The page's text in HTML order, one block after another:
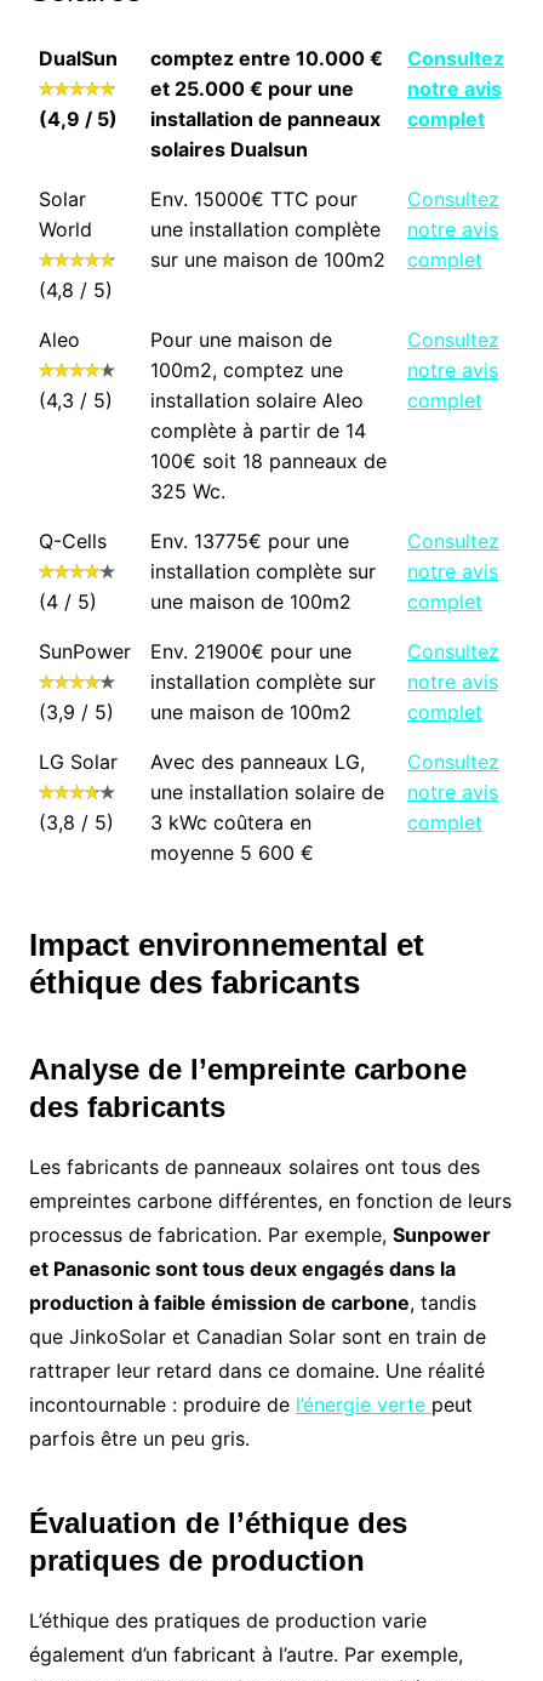
DualSun
(4,9 / 5)
comptez entre 10.000 €
et 25.000 € pour une
installation de panneaux
solaires Dualsun
Consultez
notre avis
complet
Solar
World
(4,8 / 5)
Env. 15000€ TTC pour
une installation complète
sur une maison de 100m2
Consultez
notre avis
complet
Aleo
(4,3 / 5)
Pour une maison de
100m2, comptez une
installation solaire Aleo
complète à partir de 14
100€ soit 18 panneaux de
325 Wc.
Consultez
notre avis
complet
Q-Cells
(4 / 5)
Env. 13775€ pour une
installation complète sur
une maison de 100m2
Consultez
notre avis
complet
SunPower
(3,9 / 5)
Env. 21900€ pour une
installation complète sur
une maison de 100m2
Consultez
notre avis
complet
LG Solar
(3,8 / 5)
Avec des panneaux LG,
une installation solaire de
3 kWc coûtera en
moyenne 5 600 €
Consultez
notre avis
complet
Impact environnemental et
éthique des fabricants
Analyse de l’empreinte carbone
des fabricants
Les fabricants de panneaux solaires ont tous des
empreintes carbone différentes, en fonction de leurs
processus de fabrication. Par exemple, Sunpower
et Panasonic sont tous deux engagés dans la
production à faible émission de carbone, tandis
que JinkoSolar et Canadian Solar sont en train de
rattraper leur retard dans ce domaine. Une réalité
incontournable : produire de l’énergie verte peut
parfois être un peu gris.
Évaluation de l’éthique des
pratiques de production
L’éthique des pratiques de production varie
également d’un fabricant à l’autre. Par exemple,